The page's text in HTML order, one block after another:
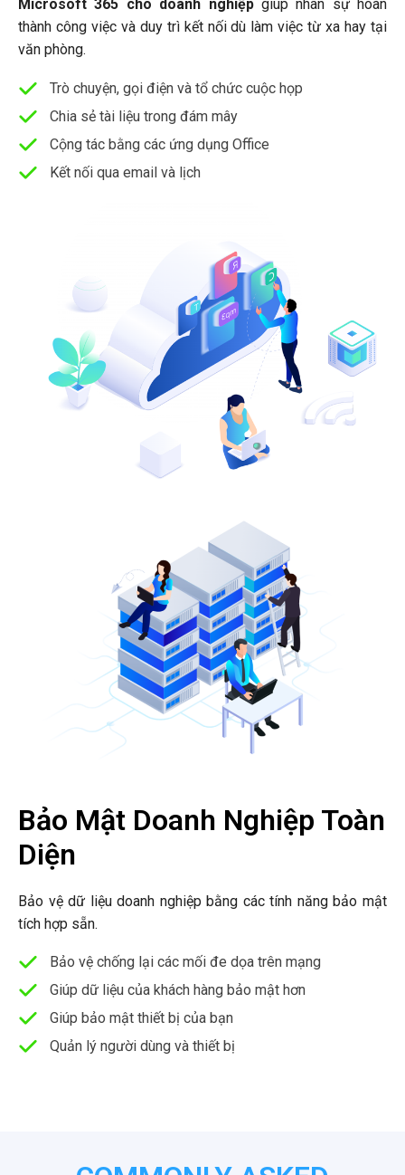
Microsoft 365 cho doanh nghiệpgiúp nhân sự hoàn
thành công việc và duy trì kết nối dù làm việc từ xa hay tại
văn phòng.
Trò chuyện, gọi điện và tổ chức cuộc họp
Chia sẻ tài liệu trong đám mây
Cộng tác bằng các ứng dụng Office
Kết nối qua email và lịch
Bảo Mật Doanh Nghiệp Toàn
Diện
Bảo vệ dữ liệu doanh nghiệp bằng các tính năng bảo mật
tích hợp sẵn.
Bảo vệ chống lại các mối đe dọa trên mạng
Giúp dữ liệu của khách hàng bảo mật hơn
Giúp bảo mật thiết bị của bạn
Quản lý người dùng và thiết bị